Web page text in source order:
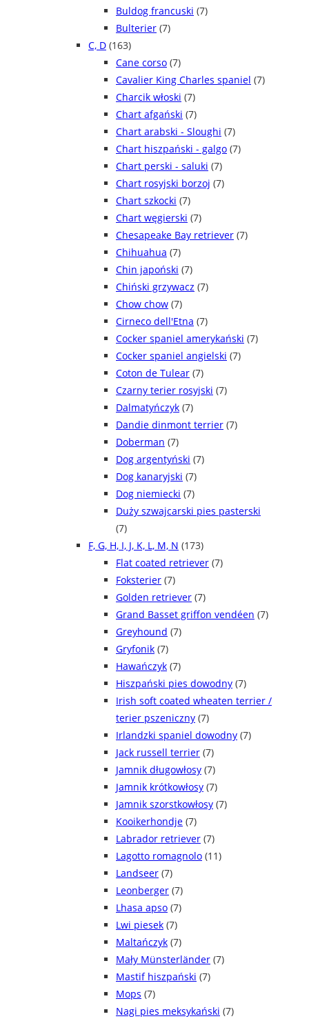
Buldog francuski (7)
Bulterier (7)
C, D (163)
Cane corso (7)
Cavalier King Charles spaniel (7)
Charcik włoski (7)
Chart afgański (7)
Chart arabski - Sloughi (7)
Chart hiszpański - galgo (7)
Chart perski - saluki (7)
Chart rosyjski borzoj (7)
Chart szkocki (7)
Chart węgierski (7)
Chesapeake Bay retriever (7)
Chihuahua (7)
Chin japoński (7)
Chiński grzywacz (7)
Chow chow (7)
Cirneco dell'Etna (7)
Cocker spaniel amerykański (7)
Cocker spaniel angielski (7)
Coton de Tulear (7)
Czarny terier rosyjski (7)
Dalmatyńczyk (7)
Dandie dinmont terrier (7)
Doberman (7)
Dog argentyński (7)
Dog kanaryjski (7)
Dog niemiecki (7)
Duży szwajcarski pies pasterski
(7)
F, G, H, I, J, K, L, M, N (173)
Flat coated retriever (7)
Foksterier (7)
Golden retriever (7)
Grand Basset griffon vendéen (7)
Greyhound (7)
Gryfonik (7)
Hawańczyk (7)
Hiszpański pies dowodny (7)
Irish soft coated wheaten terrier /
terier pszeniczny (7)
Irlandzki spaniel dowodny (7)
Jack russell terrier (7)
Jamnik długowłosy (7)
Jamnik krótkowłosy (7)
Jamnik szorstkowłosy (7)
Kooikerhondje (7)
Labrador retriever (7)
Lagotto romagnolo (11)
Landseer (7)
Leonberger (7)
Lhasa apso (7)
Lwi piesek (7)
Maltańczyk (7)
Mały Münsterländer (7)
Mastif hiszpański (7)
Mops (7)
Nagi pies meksykański (7)